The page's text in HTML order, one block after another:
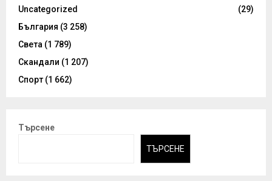
Uncategorized
(29)
България (3 258)
Света (1 789)
Скандали (1 207)
Спорт (1 662)
Търсене
ТЪРСЕНЕ